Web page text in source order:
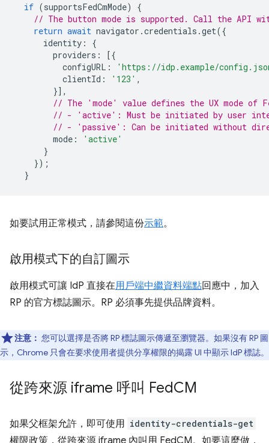
if (supportsFedCmMode)
{
// The button mode is supported. Call the API
return await navigator .credentials .get({
identity :
{
providers :
[{
configURL :
'https://idp.example/
clientId : '123' ,
}],
// The 'mode' value defines the UX mode of
// - 'active': Must be initiated by user
// - 'passive': Can be initiated without
mode :
'active'
}
});
}
如要試用正常模式，請參閱這份示範。
啟用模式下的自訂圖示
啟用模式可讓 IdP 直接在用戶端中繼資料端點回應中，加入
RP 的官方標誌圖示。RP 必須事先提供品牌資料。
注意： 您可以選擇是否將 RP 標誌圖示傳遞至瀏覽器。如果沒有 RP 圖
示，Chrome 只會在要求使用者提供分享權限的揭露 UI 中顯示 IdP 標誌。
從跨來源 iframe 呼叫 FedCM
如果父框架允許，即可使用 identity-credentials-get
權限政策，從跨來源 iframe 內叫用 FedCM。如要這麼做，